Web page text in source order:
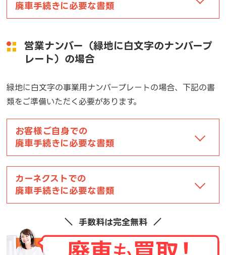
廃車手続きに必要な書類
営業ナンバー（緑地に白文字のナンバープ
レート）の場合
緑地に白文字の事業用ナンバープレートの場合、下記の書
類をご準備いただく必要があります。
お客様ご自身での
廃車手続きに必要な書類
カーネクストでの
廃車手続きに必要な書類
手数料は完全無料